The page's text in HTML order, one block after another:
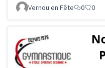
Vernou en Fête 0 0